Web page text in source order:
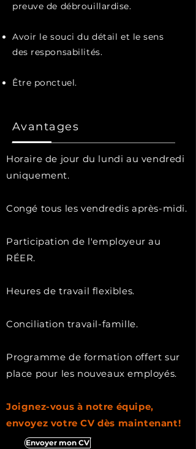
preuve de débrouillardise.
Avoir le souci du détail et le sens
des responsabilités.
Être ponctuel.
Avantages
Horaire de jour du lundi au vendredi
uniquement.
Congé tous les vendredis après-midi.
Participation de l'employeur au
RÉER.
Heures de travail flexibles.
Conciliation travail-famille.
Programme de formation offert sur
place pour les nouveaux employés.
Joignez-vous à notre équipe,
envoyez votre CV dès maintenant!
Envoyer mon CV